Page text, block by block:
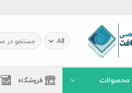
جستجو
برای:
فروشگاه